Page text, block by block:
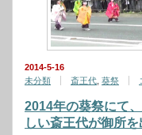
2014-5-16
未分類
斎王代 葵祭
2014年の葵祭にて
しい斎王代が御所を